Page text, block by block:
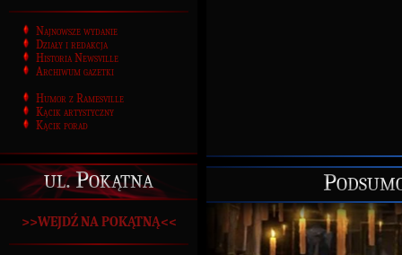
Najnowsze wydanie
Działy i redakcja
Historia Newsville
Archiwum gazetki
Humor z Ramesville
Kącik artystyczny
Kącik porad
ul. Pokątna
>>WEJDŹ NA POKĄTNĄ<<